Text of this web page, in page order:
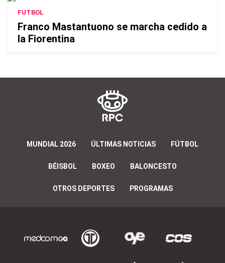
FUTBOL
Franco Mastantuono se marcha cedido a
la Fiorentina
MUNDIAL 2026 ÚLTIMAS NOTICIAS FÚTBOL
BÉISBOL BOXEO BALONCESTO
OTROS DEPORTES PROGRAMAS